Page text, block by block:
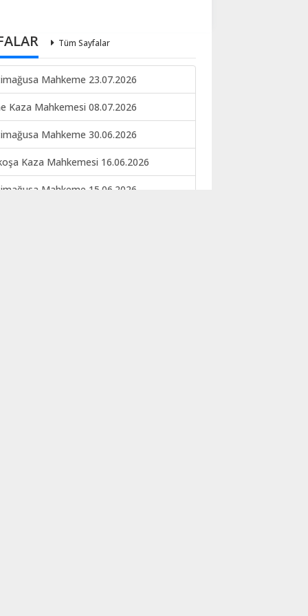
Tüm Sayfalar
Mahkeme 23.07.2026
Kaza Mahkemesi 08.07.2026
Mahkeme 30.06.2026
Kaza Mahkemesi 16.06.2026
Mahkeme 15.06.2026